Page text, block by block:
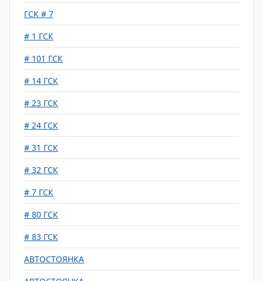
ГСК # 7
# 1 ГСК
# 101 ГСК
# 14 ГСК
# 23 ГСК
# 24 ГСК
# 31 ГСК
# 32 ГСК
# 7 ГСК
# 80 ГСК
# 83 ГСК
АВТОСТОЯНКА